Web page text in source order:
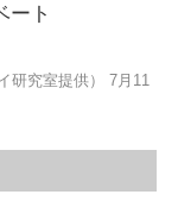
ート
研究室提供） 7月11